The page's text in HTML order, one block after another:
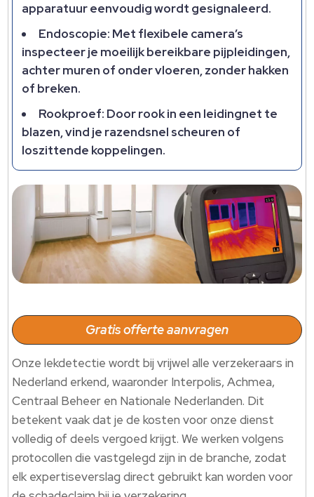
apparatuur eenvoudig wordt gesignaleerd.​
Endoscopie: Met flexibele camera’s
inspecteer je moeilijk bereikbare pijpleidingen,
achter muren of onder vloeren, zonder hakken
of breken.​
Rookproef: Door rook in een leidingnet te
blazen, vind je razendsnel scheuren of
loszittende koppelingen.​
Gratis offerte aanvragen
Onze lekdetectie wordt bij vrijwel alle verzekeraars in
Nederland erkend, waaronder Interpolis, Achmea,
Centraal Beheer en Nationale Nederlanden.​ Dit
betekent vaak dat je de kosten voor onze dienst
volledig of deels vergoed krijgt.​ We werken volgens
protocollen die vastgelegd zijn in de branche, zodat
elk expertiseverslag direct gebruikt kan worden voor